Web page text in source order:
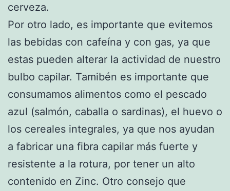
cerveza.
Por otro lado, es importante que evitemos
las bebidas con cafeína y con gas, ya que
estas pueden alterar la actividad de nuestro
bulbo capilar. Tamibén es importante que
consumamos alimentos como el pescado
azul (salmón, caballa o sardinas), el huevo o
los cereales integrales, ya que nos ayudan
a fabricar una fibra capilar más fuerte y
resistente a la rotura, por tener un alto
contenido en Zinc. Otro consejo que